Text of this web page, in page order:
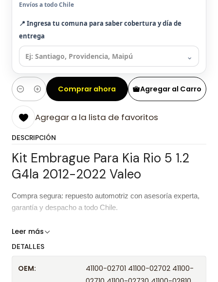
Envíos a todo Chile
📍 Ingresa tu comuna para saber cobertura y día de
entrega
⌄
Cantidad
Agregar al Carro
Comprar ahora
Agregar a la lista de favoritos
DESCRIPCIÓN
Kit Embrague Para Kia Rio 5 1.2
G4la 2012-2022 Valeo
Compra segura: repuesto automotriz con asesoría experta,
garantía y despacho a todo Chile.
Características del repuesto
2012-2022 Valeo
Leer más
DETALLES
OEM:
41100-02701 41100-02702 41100-